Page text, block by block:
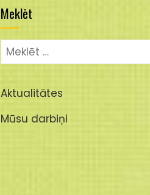
Meklēt
Meklēt:
Aktualitātes
Mūsu darbiņi